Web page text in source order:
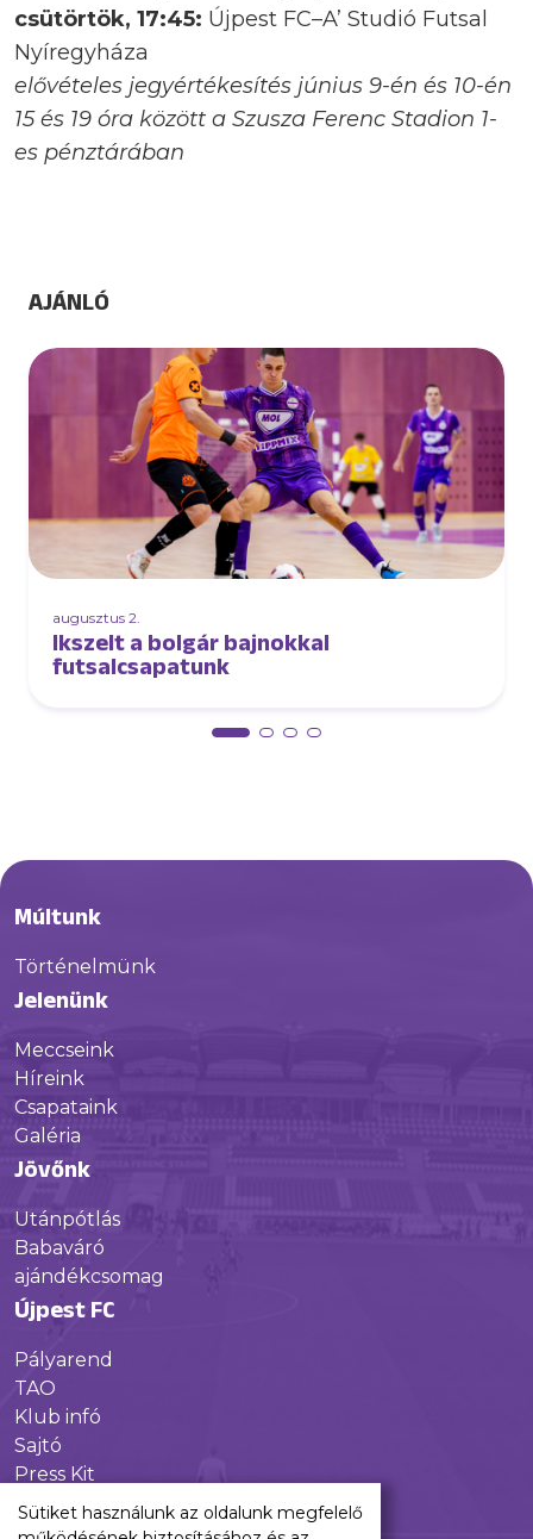
csütörtök, 17:45: Újpest FC–A’ Studió Futsal
Nyíregyháza
elővételes jegyértékesítés június 9-én és 10-én
15 és 19 óra között a Szusza Ferenc Stadion 1-
es pénztárában
AJÁNLÓ
augusztus 2.
Ikszelt a bolgár bajnokkal
futsalcsapatunk
Múltunk
Történelmünk
Jelenünk
Meccseink
Híreink
Csapataink
Galéria
Jövőnk
Utánpótlás
Babaváró
ajándékcsomag
Újpest FC
Pályarend
TAO
Klub infó
Sajtó
Press Kit
Újpest FC Shop
Sütiket használunk az oldalunk megfelelő